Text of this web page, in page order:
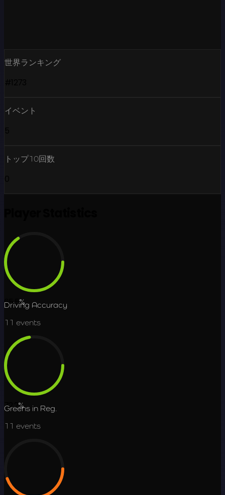
世界ランキング
イベント
トップ10回数
65.5%
Driving Accuracy
11 events
72.2%
Greens in Reg.
11 events